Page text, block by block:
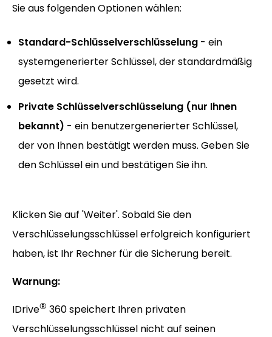
Sie aus folgenden Optionen wählen:
Standard-Schlüsselverschlüsselung - ein
systemgenerierter Schlüssel, der standardmäßig
gesetzt wird.
Private Schlüsselverschlüsselung (nur Ihnen
bekannt) - ein benutzergenerierter Schlüssel,
der von Ihnen bestätigt werden muss. Geben Sie
den Schlüssel ein und bestätigen Sie ihn.
Klicken Sie auf 'Weiter'. Sobald Sie den
Verschlüsselungsschlüssel erfolgreich konfiguriert
haben, ist Ihr Rechner für die Sicherung bereit.
Warnung:
IDrive® 360 speichert Ihren privaten
Verschlüsselungsschlüssel nicht auf seinen